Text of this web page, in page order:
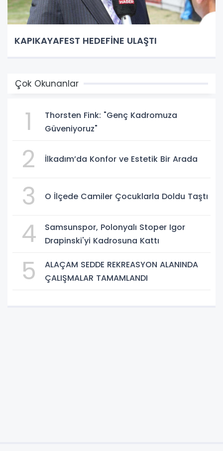
KAPIKAYAFEST HEDEFİNE ULAŞTI
Çok Okunanlar
1
Thorsten Fink: "Genç Kadromuza
Güveniyoruz"
2 İlkadım’da Konfor ve Estetik Bir Arada
3 O İlçede Camiler Çocuklarla Doldu Taştı
4
Samsunspor, Polonyalı Stoper Igor
Drapinski'yi Kadrosuna Kattı
5
ALAÇAM SEDDE REKREASYON ALANINDA
ÇALIŞMALAR TAMAMLANDI